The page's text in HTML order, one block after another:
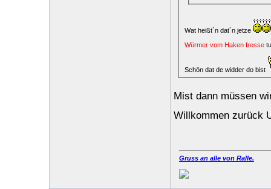
Wat heißt`n dat`n jetze
Würmer vom Haken fresse
Schön dat de widder do bist
Mist dann müssen
Willkommen zurück
Gruss an alle von Ralle.